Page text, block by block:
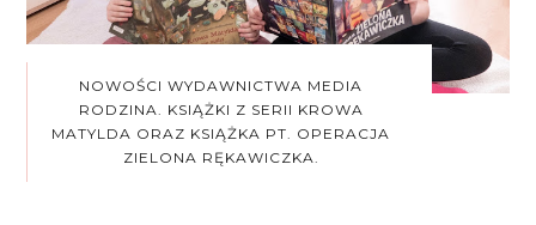
NOWOŚCI WYDAWNICTWA MEDIA
RODZINA. KSIĄŻKI Z SERII KROWA
MATYLDA ORAZ KSIĄŻKA PT. OPERACJA
ZIELONA RĘKAWICZKA.